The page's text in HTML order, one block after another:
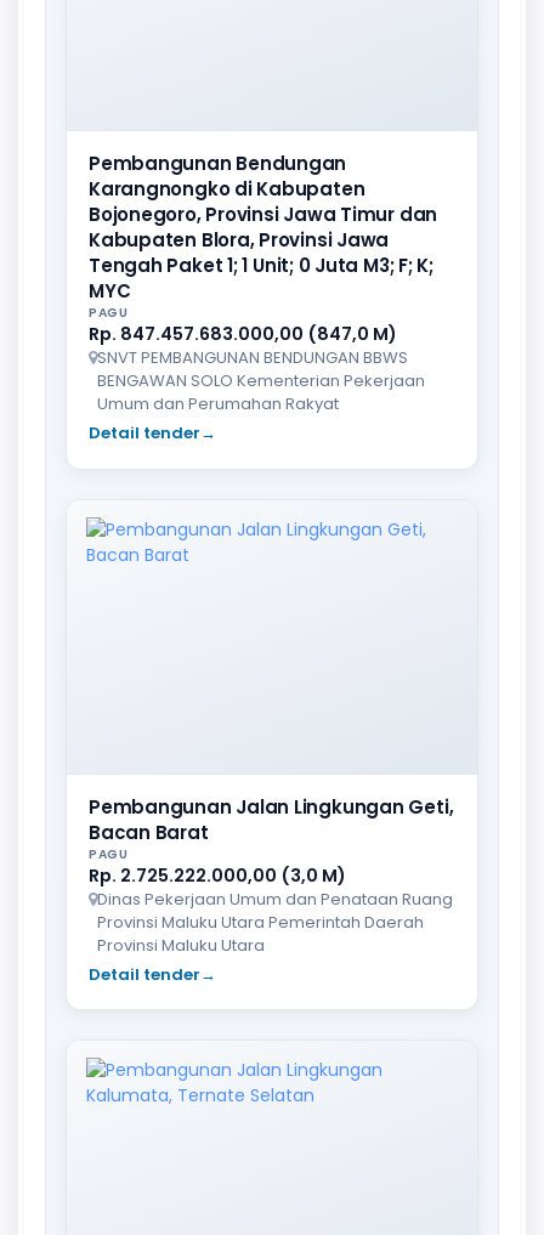
Pembangunan Bendungan
Karangnongko di Kabupaten
Bojonegoro, Provinsi Jawa Timur dan
Kabupaten Blora, Provinsi Jawa
Tengah Paket 1; 1 Unit; 0 Juta M3; F; K;
MYC
PAGU
Rp. 847.457.683.000,00 (847,0 M)
SNVT PEMBANGUNAN BENDUNGAN BBWS
BENGAWAN SOLO Kementerian Pekerjaan
Umum dan Perumahan Rakyat
Detail tender→
Pembangunan Jalan Lingkungan Geti,
Bacan Barat
PAGU
Rp. 2.725.222.000,00 (3,0 M)
Dinas Pekerjaan Umum dan Penataan Ruang
Provinsi Maluku Utara Pemerintah Daerah
Provinsi Maluku Utara
Detail tender→